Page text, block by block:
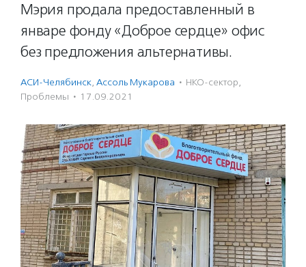
Мэрия продала предоставленный в
январе фонду «Доброе сердце» офис
без предложения альтернативы.
АСИ-Челябинск, Ассоль Мукарова · НКО-сектор,
Проблемы · 17.09.2021